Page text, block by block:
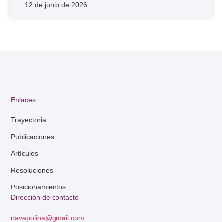
12 de junio de 2026
Dirección de contacto
navapolina@gmail.com
Enlaces
Trayectoria
Publicaciones
Artículos
Resoluciones
Posicionamientos